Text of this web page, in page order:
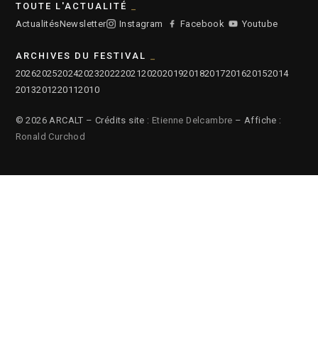
TOUTE L'ACTUALITÉ
ActualitésNewsletter Instagram Facebook Youtube
ARCHIVES DU FESTIVAL
2026202520242023202220212020201920182017201620152014
2013201220112010
© 2026 ARCALT – Crédits site : Etienne Delcambre – Affiche :
Ronald Curchod